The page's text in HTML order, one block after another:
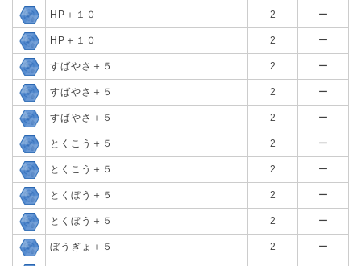
HP＋１０ 2 ー
HP＋１０ 2 ー
すばやさ＋５ 2 ー
すばやさ＋５ 2 ー
すばやさ＋５ 2 ー
とくこう＋５ 2 ー
とくこう＋５ 2 ー
とくぼう＋５ 2 ー
とくぼう＋５ 2 ー
ぼうぎょ＋５ 2 ー